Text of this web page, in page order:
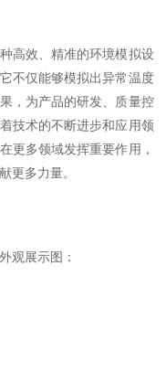
效、精准的环境模拟设
不仅能够模拟出异常温度
，为产品的研发、质量控
技术的不断进步和应用领
更多领域发挥重要作用，
更多力量。
展示图：